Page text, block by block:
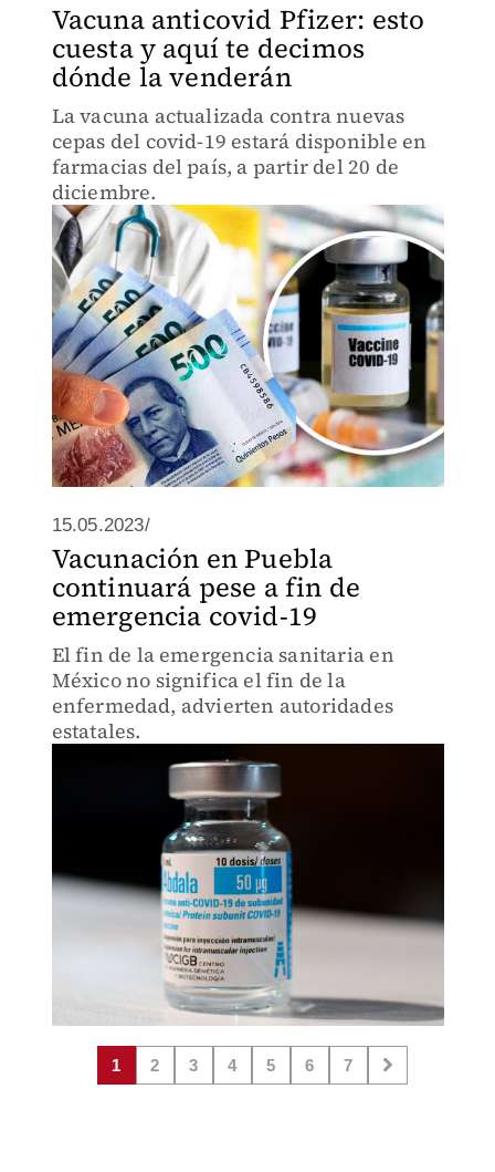
Vacuna anticovid Pfizer: esto
cuesta y aquí te decimos
dónde la venderán
La vacuna actualizada contra nuevas
cepas del covid-19 estará disponible en
farmacias del país, a partir del 20 de
diciembre.
15.05.2023/
Vacunación en Puebla
continuará pese a fin de
emergencia covid-19
El fin de la emergencia sanitaria en
México no significa el fin de la
enfermedad, advierten autoridades
estatales.
1 2 3 4 5 6 7